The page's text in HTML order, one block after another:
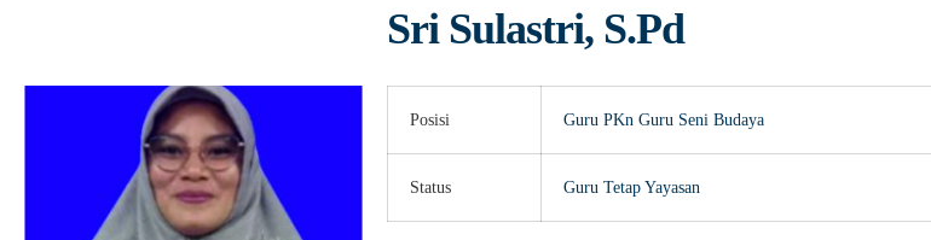
Sri Sulastri, S.Pd
Posisi Guru PKn Guru Seni Budaya
Status Guru Tetap Yayasan